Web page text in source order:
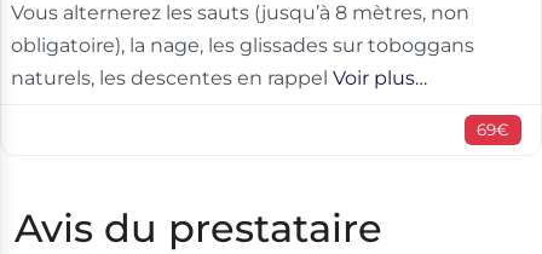
Vous alternerez les sauts (jusqu’à 8 mètres, non
obligatoire), la nage, les glissades sur toboggans
naturels, les descentes en rappel Voir plus…
69€
Avis du prestataire